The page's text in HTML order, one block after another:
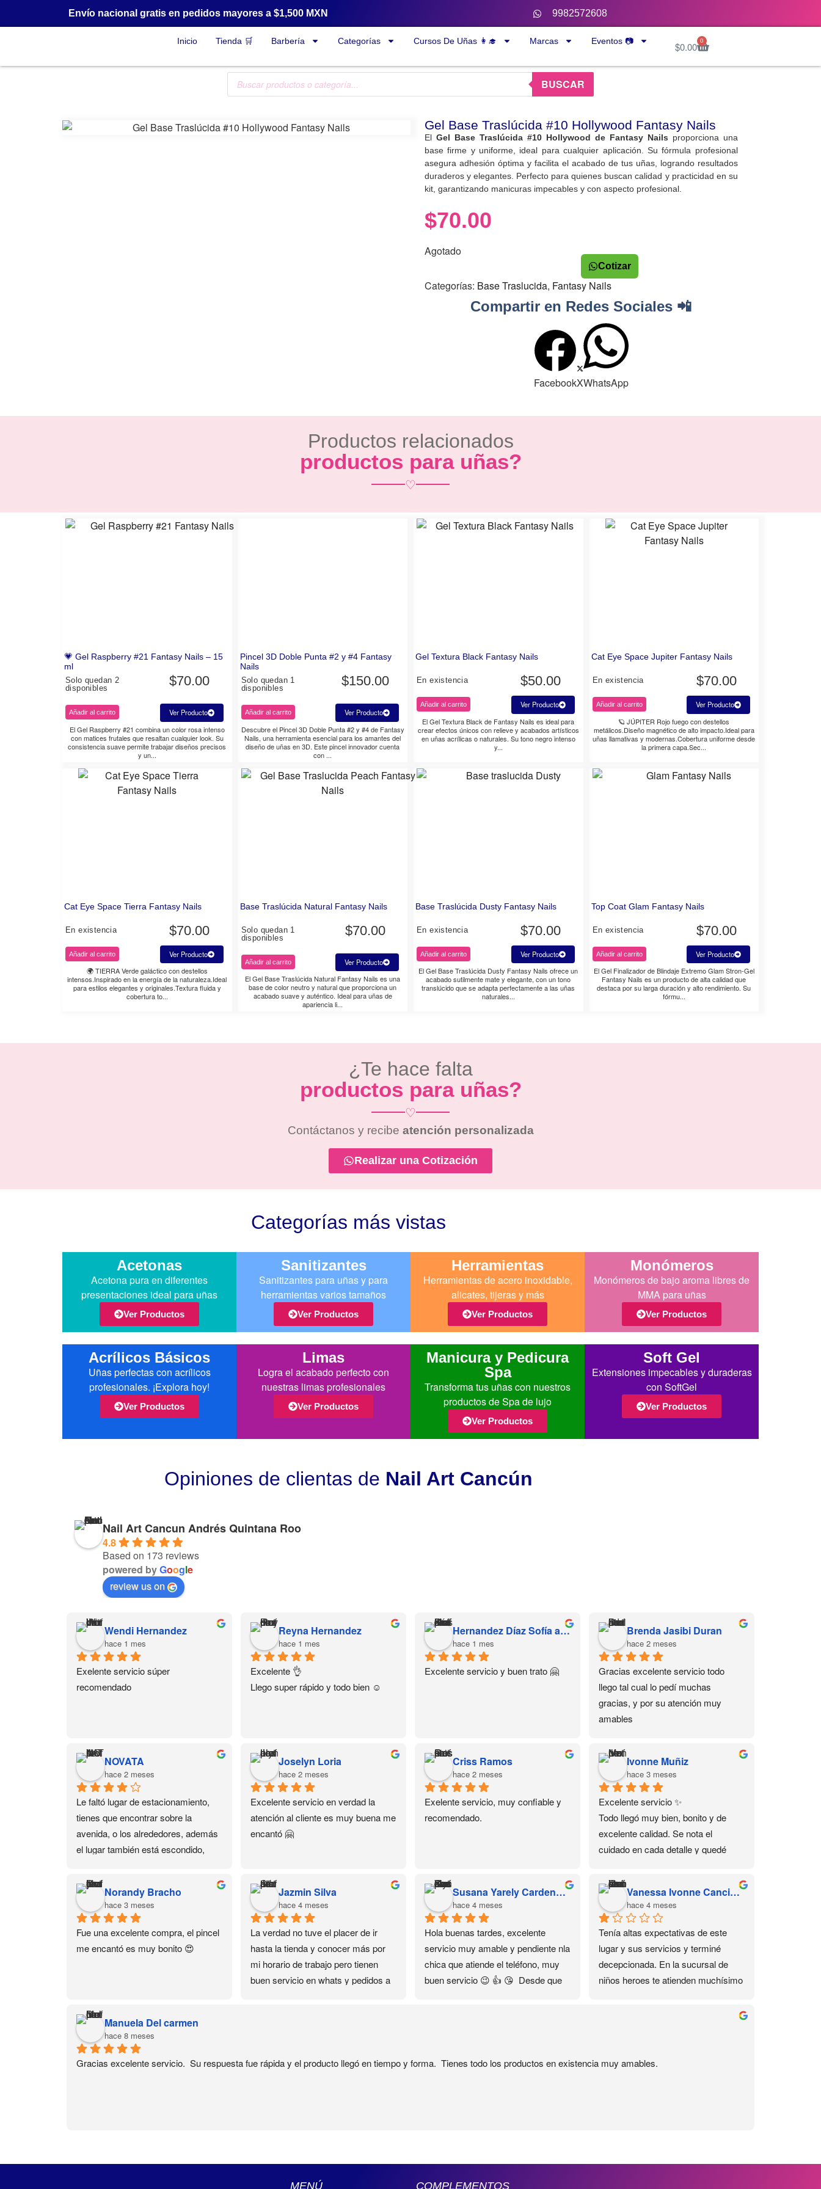
Envío nacional gratis en pedidos mayores a $1,500 MXN 9982572608
Inicio Tienda 🛒 Barbería Categorías Cursos De Uñas 👩‍🎓 Marcas Eventos 📷 $0.00 0
BUSCAR
Gel Base Traslúcida #10 Hollywood Fantasy Nails
El Gel Base Traslúcida #10 Hollywood de Fantasy Nails proporciona una
base firme y uniforme, ideal para cualquier aplicación. Su fórmula profesional
asegura adhesión óptima y facilita el acabado de tus uñas, logrando resultados
duraderos y elegantes. Perfecto para quienes buscan calidad y practicidad en su
kit, garantizando manicuras impecables y con aspecto profesional.
$70.00
Agotado
Cotizar
Categorías: Base Traslucida, Fantasy Nails
Compartir en Redes Sociales 📲
FacebookXWhatsApp
Productos relacionados
productos para uñas?
♡
💗 Gel Raspberry #21 Fantasy Nails – 15
ml
Solo quedan 2
disponibles
$70.00
Añadir al carrito
Ver Producto
El Gel Raspberry #21 combina un color rosa intenso
con matices frutales que resaltan cualquier look. Su
consistencia suave permite trabajar diseños precisos
y un...
Pincel 3D Doble Punta #2 y #4 Fantasy
Nails
Solo quedan 1
disponibles
$150.00
Añadir al carrito
Ver Producto
Descubre el Pincel 3D Doble Punta #2 y #4 de Fantasy
Nails, una herramienta esencial para los amantes del
diseño de uñas en 3D. Este pincel innovador cuenta
con ...
Gel Textura Black Fantasy Nails
En existencia $50.00
Añadir al carrito
Ver Producto
El Gel Textura Black de Fantasy Nails es ideal para
crear efectos únicos con relieve y acabados artísticos
en uñas acrílicas o naturales. Su tono negro intenso
y...
Cat Eye Space Jupiter Fantasy Nails
En existencia $70.00
Añadir al carrito
Ver Producto
🪐 JÚPITER Rojo fuego con destellos
metálicos.Diseño magnético de alto impacto.Ideal para
uñas llamativas y modernas.Cobertura uniforme desde
la primera capa.Sec...
Cat Eye Space Tierra Fantasy Nails
En existencia $70.00
Añadir al carrito
Ver Producto
🌍 TIERRA Verde galáctico con destellos
intensos.Inspirado en la energía de la naturaleza.Ideal
para estilos elegantes y originales.Textura fluida y
cobertura to...
Base Traslúcida Natural Fantasy Nails
Solo quedan 1
disponibles
$70.00
Añadir al carrito
Ver Producto
El Gel Base Traslúcida Natural Fantasy Nails es una
base de color neutro y natural que proporciona un
acabado suave y auténtico. Ideal para uñas de
apariencia li...
Base Traslúcida Dusty Fantasy Nails
En existencia $70.00
Añadir al carrito
Ver Producto
El Gel Base Traslúcida Dusty Fantasy Nails ofrece un
acabado sutilmente mate y elegante, con un tono
translúcido que se adapta perfectamente a las uñas
naturales...
Top Coat Glam Fantasy Nails
En existencia $70.00
Añadir al carrito
Ver Producto
El Gel Finalizador de Blindaje Extremo Glam Stron-Gel
Fantasy Nails es un producto de alta calidad que
destaca por su larga duración y alto rendimiento. Su
fórmu...
¿Te hace falta
productos para uñas?
♡
Contáctanos y recibe atención personalizada
Realizar una Cotización
Categorías más vistas
Acetonas
Acetona pura en diferentes
presentaciones ideal para uñas
Ver Productos
Sanitizantes
Sanitizantes para uñas y para
herramientas varios tamaños
Ver Productos
Herramientas
Herramientas de acero inoxidable,
alicates, tijeras y más
Ver Productos
Monómeros
Monómeros de bajo aroma libres de
MMA para uñas
Ver Productos
Acrílicos Básicos
Uñas perfectas con acrílicos
profesionales. ¡Explora hoy!
Ver Productos
Limas
Logra el acabado perfecto con
nuestras limas profesionales
Ver Productos
Manicura y Pedicura
Spa
Transforma tus uñas con nuestros
productos de Spa de lujo
Ver Productos
Soft Gel
Extensiones impecables y duraderas
con SoftGel
Ver Productos
Opiniones de clientas de Nail Art Cancún
Nail Art Cancun Andrés Quintana Roo
4.8
Based on 173 reviews
powered byGoogle
review us on
Wendi Hernandez
hace 1 mes
Exelente servicio súper
recomendado
Reyna Hernandez
hace 1 mes
Excelente 👌
Llego super rápido y todo bien ☺️
Hernandez Díaz Sofía alessandra
hace 1 mes
Excelente servicio y buen trato 🤗
Brenda Jasibi Duran
hace 2 meses
Gracias excelente servicio todo
llego tal cual lo pedí muchas
gracias, y por su atención muy
amables
NOVATA
hace 2 meses
Le faltó lugar de estacionamiento,
tienes que encontrar sobre la
avenida, o los alrededores, además
el lugar también está escondido,
eso de lado, tienen de todo en
productos para uñas y sus cursos
también son buenos.
Joselyn Loria
hace 2 meses
Excelente servicio en verdad la
atención al cliente es muy buena me
encantó 🤗
Criss Ramos
hace 2 meses
Exelente servicio, muy confiable y
recomendado.
Ivonne Muñiz
hace 3 meses
Excelente servicio ✨
Todo llegó muy bien, bonito y de
excelente calidad. Se nota el
cuidado en cada detalle y quedé
Sin duda volvería a comprar aquí.
Norandy Bracho
hace 3 meses
Fue una excelente compra, el pincel
me encantó es muy bonito 😍
Jazmin Silva
hace 4 meses
La verdad no tuve el placer de ir
hasta la tienda y conocer más por
mi horario de trabajo pero tienen
buen servicio en whats y pedidos a
Susana Yarely Cardenas Sanchez
hace 4 meses
Hola buenas tardes, excelente
servicio muy amable y pendiente nla
chica que atiende el teléfono, muy
buen servicio 😉 👍 😘  Desde que
seguro 🔐
Vanessa Ivonne Cancino Juárez
hace 4 meses
Tenía altas expectativas de este
lugar y sus servicios y terminé
decepcionada. En la sucursal de
niños heroes te atienden muchísimo
no pude asistir un día y me
Manuela Del carmen
hace 8 meses
Gracias excelente servicio.  Su respuesta fue rápida y el producto llegó en tiempo y forma.  Tienes todo los productos en existencia muy amables.
MENÚ COMPLEMENTOS